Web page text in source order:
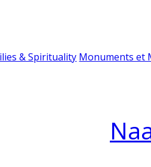
& Spirituality Monuments et